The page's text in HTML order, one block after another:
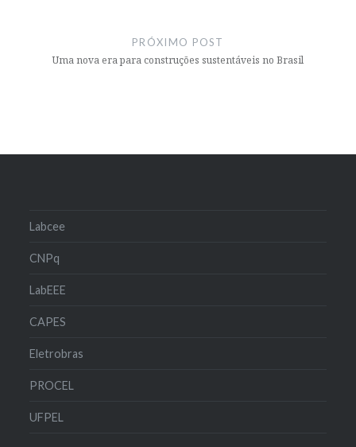
PRÓXIMO POST
Uma nova era para construções sustentáveis no Brasil
Labcee
CNPq
LabEEE
CAPES
Eletrobras
PROCEL
UFPEL